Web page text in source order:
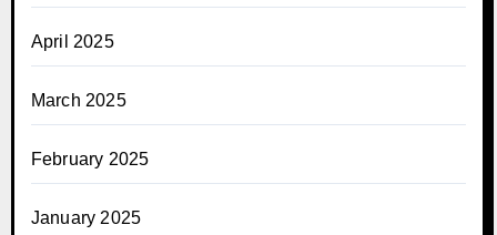
April 2025
March 2025
February 2025
January 2025